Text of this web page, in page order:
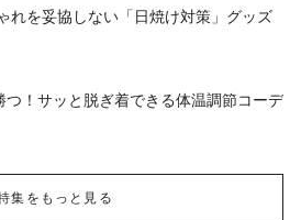
れを妥協しない「日焼け対策」グッズ
！サッと脱ぎ着できる体温調節コーデ
集をもっと見る